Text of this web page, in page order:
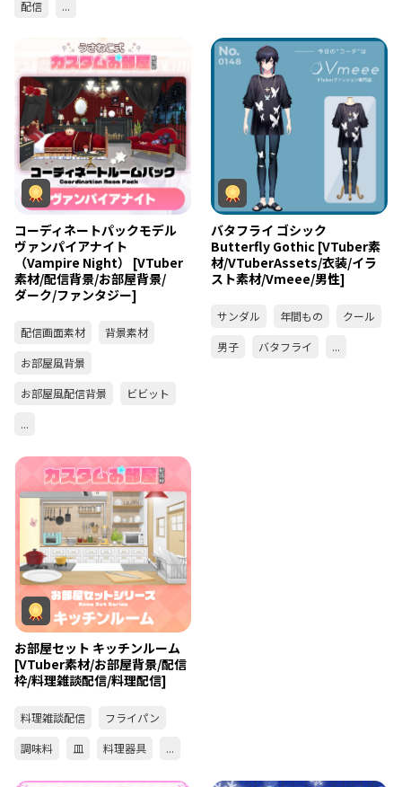
配信
...
コーディネートパックモデル
ヴァンパイアナイト
（Vampire Night） [VTuber
素材/配信背景/お部屋背景/
ダーク/ファンタジー]
配信画面素材
背景素材
お部屋風背景
お部屋風配信背景
ビビット
...
バタフライ ゴシック
Butterfly Gothic [VTuber素
材/VTuberAssets/衣装/イラ
スト素材/Vmeee/男性]
サンダル 年間もの
クール
男子
バタフライ ...
お部屋セット キッチンルーム
[VTuber素材/お部屋背景/配信
枠/料理雑談配信/料理配信]
料理雑談配信
フライパン
調味料
皿 料理器具 ...